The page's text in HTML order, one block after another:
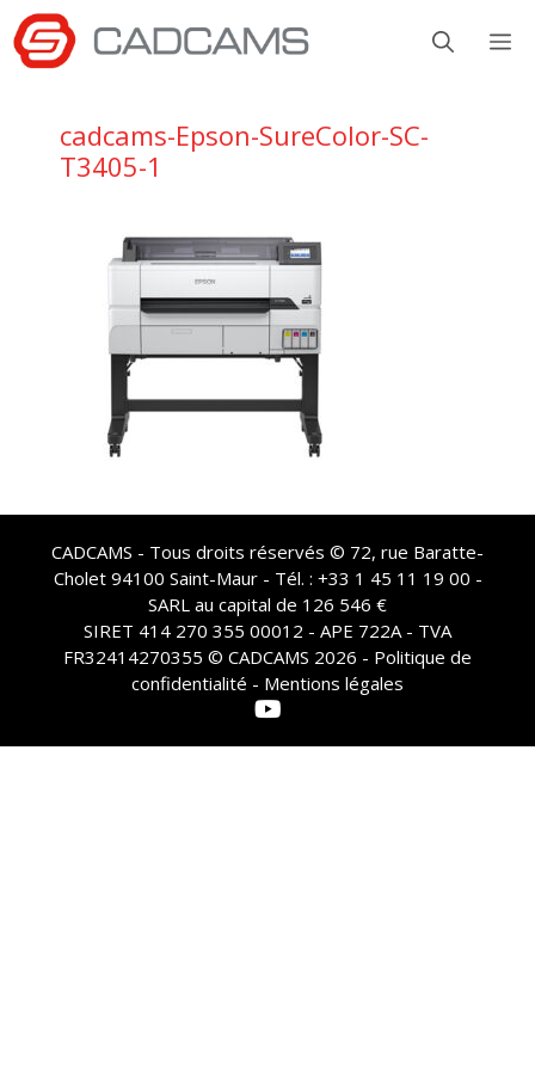
Aller
au
contenu
cadcams-Epson-SureColor-SC-
T3405-1
CADCAMS - Tous droits réservés © 72, rue Baratte-
Cholet 94100 Saint-Maur - Tél. : +33 1 45 11 19 00 -
SARL au capital de 126 546 €
SIRET 414 270 355 00012 - APE 722A - TVA
FR32414270355 © CADCAMS 2026 - Politique de
confidentialité - Mentions légales